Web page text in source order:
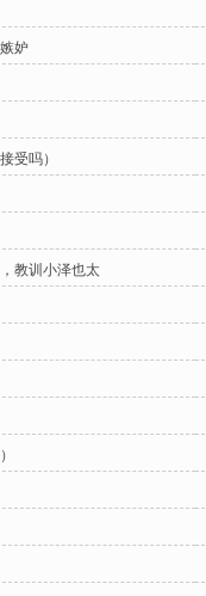
妒
受吗）
教训小泽也太